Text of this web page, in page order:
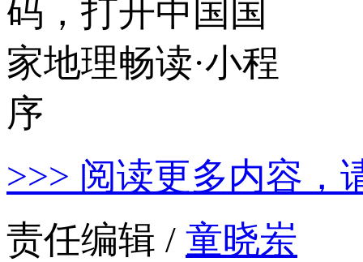
>>> 阅读更多内容，
责任编辑 / 童晓岽